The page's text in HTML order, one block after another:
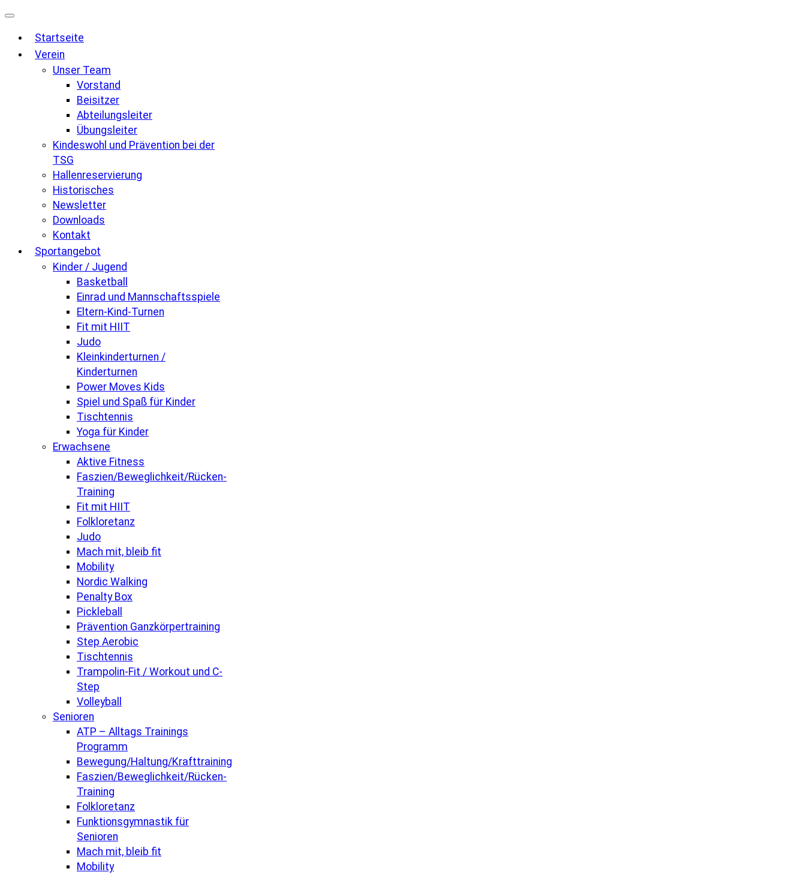
Zum
springenStartseite
Verein
Unser Team
Vorstand
Beisitzer
Abteilungsleiter
Übungsleiter
Kindeswohl und Prävention bei der
TSG
Hallenreservierung
Historisches
Newsletter
Downloads
Kontakt
Sportangebot
Kinder / Jugend
Basketball
Einrad und Mannschaftsspiele
Eltern-Kind-Turnen
Fit mit HIIT
Judo
Kleinkinderturnen /
Kinderturnen
Power Moves Kids
Spiel und Spaß für Kinder
Tischtennis
Yoga für Kinder
Erwachsene
Aktive Fitness
Faszien/Beweglichkeit/Rücken-
Training
Fit mit HIIT
Folkloretanz
Judo
Mach mit, bleib fit
Mobility
Nordic Walking
Penalty Box
Pickleball
Prävention Ganzkörpertraining
Step Aerobic
Tischtennis
Trampolin-Fit / Workout und C-
Step
Volleyball
Senioren
ATP – Alltags Trainings
Programm
Bewegung/Haltung/Krafttraining
Faszien/Beweglichkeit/Rücken-
Training
Folkloretanz
Funktionsgymnastik für
Senioren
Mach mit, bleib fit
Mobility